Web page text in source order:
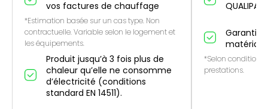
vos factures de chauffage
*Estimation basée sur un cas type. Non
contractuelle. Variable selon le logement et
les équipements.
Produit jusqu’à 3 fois plus de
chaleur qu’elle ne consomme
d’électricité (conditions
standard EN 14511).
QUALIPAC
Garantie
matériaux
*Selon conditions
prestations.